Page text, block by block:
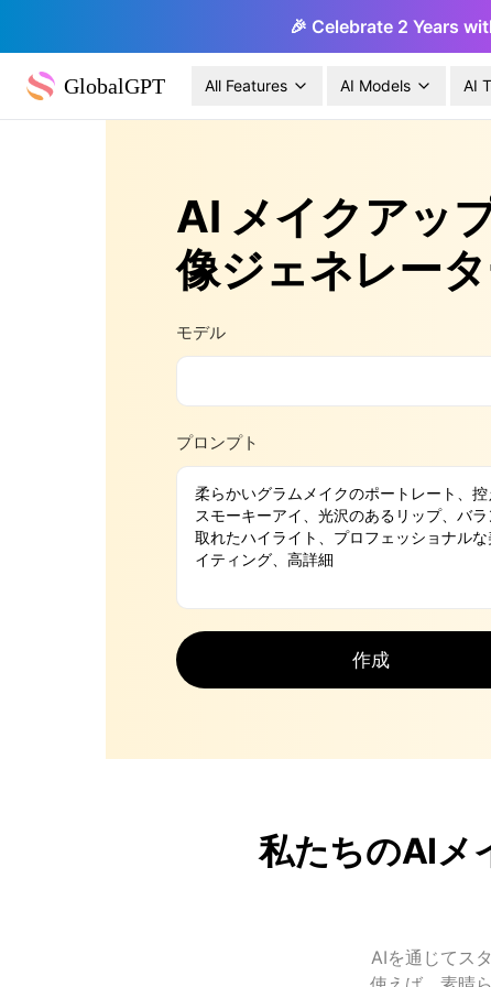
🎉 Celebrate 2 Years
GlobalGPT All Features AI Models AI
AI メイクアッ
像ジェネレー
モデル
プロンプト
作成
私たちのAIメ
AIを通じてス